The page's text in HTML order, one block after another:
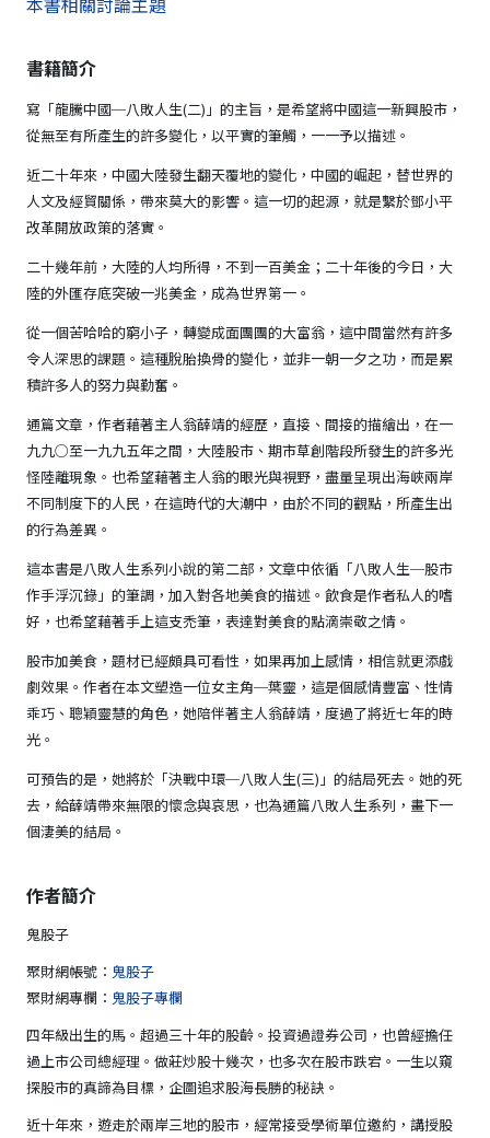
書籍簡介
寫「龍騰中國─八敗人生(二)」的主旨，是希望將中國這一新興股市，
從無至有所產生的許多變化，以平實的筆觸，一一予以描述。
近二十年來，中國大陸發生翻天覆地的變化，中國的崛起，替世界的
人文及經貿關係，帶來莫大的影響。這一切的起源，就是繫於鄧小平
改革開放政策的落實。
二十幾年前，大陸的人均所得，不到一百美金；二十年後的今日，大
陸的外匯存底突破一兆美金，成為世界第一。
從一個苦哈哈的窮小子，轉變成面團團的大富翁，這中間當然有許多
令人深思的課題。這種脫胎換骨的變化，並非一朝一夕之功，而是累
積許多人的努力與勤奮。
通篇文章，作者藉著主人翁薛靖的經歷，直接、間接的描繪出，在一
九九○至一九九五年之間，大陸股市、期市草創階段所發生的許多光
怪陸離現象。也希望藉著主人翁的眼光與視野，盡量呈現出海峽兩岸
不同制度下的人民，在這時代的大潮中，由於不同的觀點，所產生出
的行為差異。
這本書是八敗人生系列小說的第二部，文章中依循「八敗人生─股市
作手浮沉錄」的筆調，加入對各地美食的描述。飲食是作者私人的嗜
好，也希望藉著手上這支禿筆，表達對美食的點滴崇敬之情。
股市加美食，題材已經頗具可看性，如果再加上感情，相信就更添戲
劇效果。作者在本文塑造一位女主角─葉靈，這是個感情豐富、性情
乖巧、聰穎靈慧的角色，她陪伴著主人翁薛靖，度過了將近七年的時
光。
可預告的是，她將於「決戰中環─八敗人生(三)」的結局死去。她的死
去，給薛靖帶來無限的懷念與哀思，也為通篇八敗人生系列，畫下一
個淒美的結局。
作者簡介
鬼股子
聚財網帳號： 鬼股子
聚財網專欄： 鬼股子專欄
四年級出生的馬。超過三十年的股齡。投資過證券公司，也曾經擔任
過上市公司總經理。做莊炒股十幾次，也多次在股市跌宕。一生以窺
探股市的真諦為目標，企圖追求股海長勝的秘訣。
近十年來，遊走於兩岸三地的股市，經常接受學術單位邀約，講授股